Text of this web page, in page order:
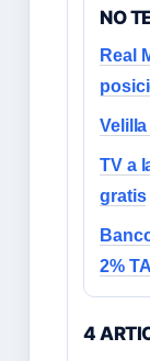
NO
Real
TV a
gratis
2%
4